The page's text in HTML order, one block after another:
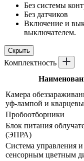
Без системы
Без датчиков
Включение и
выключателем.
Скрыть
Комплектность
Камера
уф-лампой и
Пробоотборники
Блок питания
(ЭПРА)
Система управления и
сенсорным цветным